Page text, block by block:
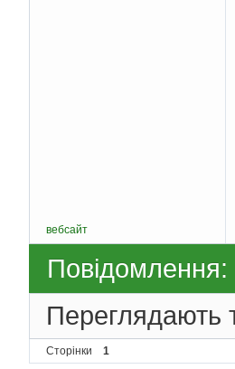
вебсайт
Повідомлення:
Переглядають
Сторінки 1